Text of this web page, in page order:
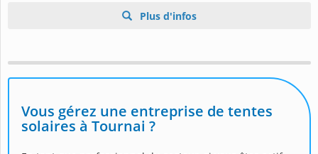
Plus d'infos
Vous gérez une entreprise de tentes
solaires à Tournai ?